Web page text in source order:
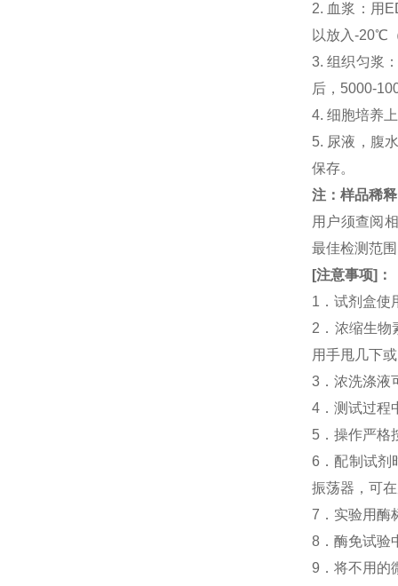
2. 血浆：用
以放入-20℃
3. 组织匀浆
后，5000-
4. 细胞培养
5. 尿液，腹
保存。
注：样品稀
用户须查阅
最佳检测范
[注意事项] ：
1．试剂盒使
2．浓缩生物
用手甩几下
3．浓洗涤液
4．测试过程
5．操作严格
6．配制试剂
振荡器，可
7．实验用酶
8．酶免试验
9．将不用的